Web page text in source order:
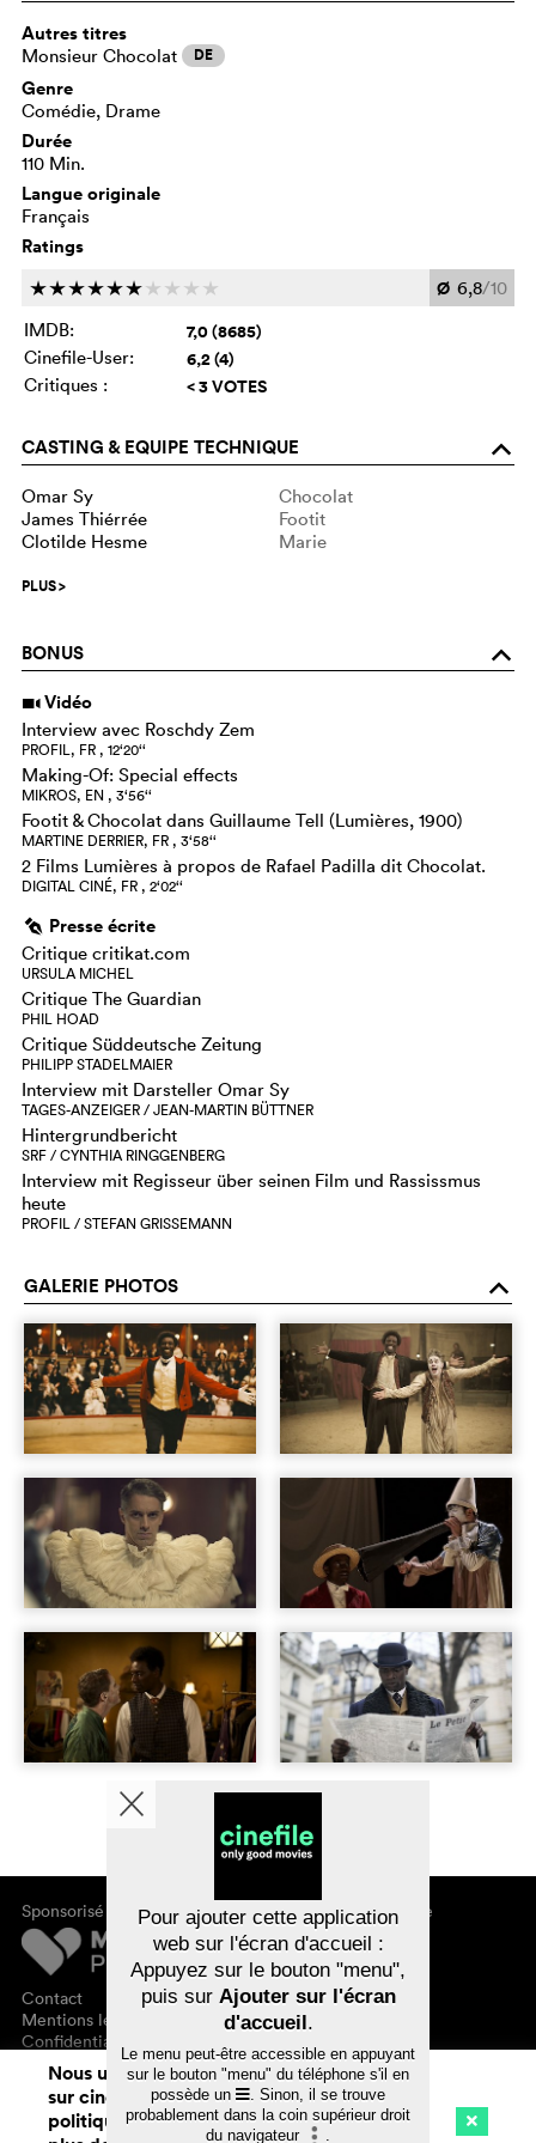
Autres titres
Monsieur Chocolat DE
Genre
Comédie, Drame
Durée
110 Min.
Langue originale
Français
Ratings
cccccc c c c c Ø 6,8/10
IMDB:
7,0 (8685)
Cinefile-User: 6,2 (4)
Critiques : < 3 VOTES
CASTING & EQUIPE TECHNIQUE o
Omar Sy
Chocolat
James Thiérrée
Footit
Clotilde Hesme
Marie
PLUS>
BONUS o
i Vidéo
Interview avec Roschdy Zem
PROFIL, FR , 12‘20‘‘
Making-Of: Special effects
MIKROS, EN , 3‘56‘‘
Footit & Chocolat dans Guillaume Tell (Lumières, 1900)
MARTINE DERRIER, FR , 3‘58‘‘
2 Films Lumières à propos de Rafael Padilla dit Chocolat.
DIGITAL CINÉ, FR , 2‘02‘‘
g Presse écrite
Critique critikat.com
URSULA MICHEL
Critique The Guardian
PHIL HOAD
Critique Süddeutsche Zeitung
PHILIPP STADELMAIER
Interview mit Darsteller Omar Sy
TAGES-ANZEIGER / JEAN-MARTIN BÜTTNER
Hintergrundbericht
SRF / CYNTHIA RINGGENBERG
Interview mit Regisseur über seinen Film und Rassissmus
heute
PROFIL / STEFAN GRISSEMANN
GALERIE PHOTOS o
Sponsorisé par
Contact
Mentions légales
Confidentialité des données
À propos de cinefile
S'inscrire/s'abonner
Newsletter
FAQ
Bons-cadeaux
Nous utilisons des cookies. En naviguant
sur cinefile.ch, vous acceptez notre
politique d'utilisation des cookies. Pour
Pour ajouter cette application
web sur l'écran d'accueil :
Appuyez sur le bouton "menu",
puis sur Ajouter sur l'écran
d'accueil.
Le menu peut-être accessible en appuyant
sur le bouton "menu" du téléphone s'il en
possède un
. Sinon, il se trouve
probablement dans la coin supérieur droit
du navigateur
.